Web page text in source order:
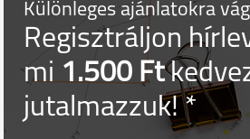
Különleges ajánlatokra
Regisztráljon
mi1.500 Ft
jutalmazzuk! *